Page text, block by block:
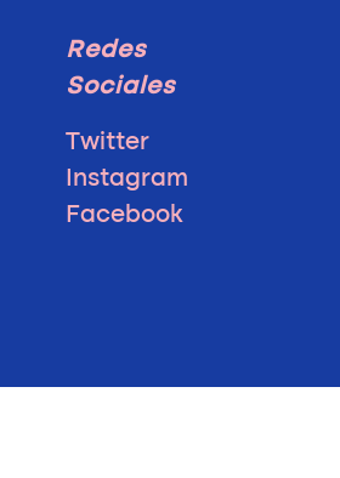
Redes
Sociales
Twitter
Instagram
Facebook